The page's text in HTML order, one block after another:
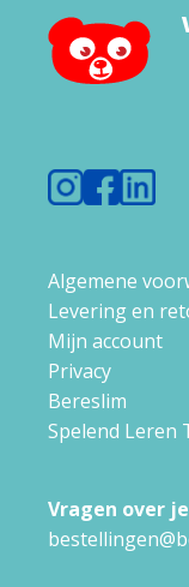
Algemene
Levering en
Mijn account
Privacy
Bereslim
Spelend Leren
Vragen over